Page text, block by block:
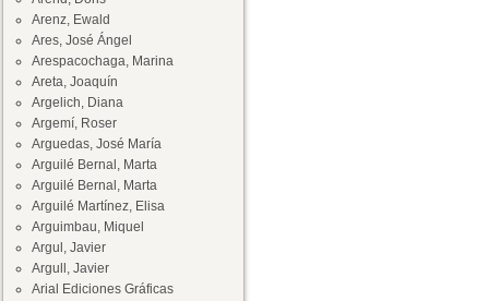
Arenz, Ewald
Ares, José Ángel
Arespacochaga, Marina
Areta, Joaquín
Argelich, Diana
Argemí, Roser
Arguedas, José María
Arguilé Bernal, Marta
Arguilé Bernal, Marta
Arguilé Martínez, Elisa
Arguimbau, Miquel
Argul, Javier
Argull, Javier
Arial Ediciones Gráficas